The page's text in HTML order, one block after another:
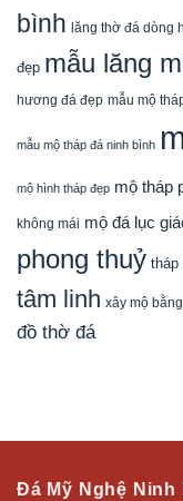
bình lăng thờ đá dòng
đẹp mẫu lăng
hương đá đẹp mẫu mộ
mẫu mộ tháp đá ninh bình
mộ hình tháp đẹp mộ tháp
không mái mộ đá lục
phong thuỷ
tâm linh xây mộ
đồ thờ đá
Đá Mỹ Nghệ Ninh